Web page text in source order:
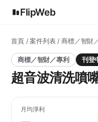
FlipWeb
首頁/案件列表/ 商標／智財
商標／智財／專利 刊登
超音波清洗噴
月均淨利